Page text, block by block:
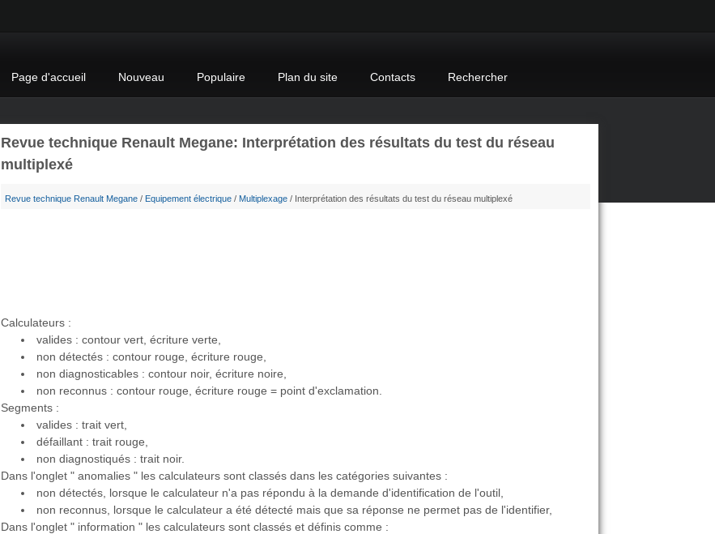
Page d'accueil Nouveau Populaire Plan du site Contacts Rechercher
Revue technique Renault Megane: Interprétation des résultats du test du réseau
multiplexé
Revue technique Renault Megane/ Equipement électrique/ Multiplexage/ Interprétation des résultats du test du réseau multiplexé
Calculateurs :
valides : contour vert, écriture verte,
non détectés : contour rouge, écriture rouge,
non diagnosticables : contour noir, écriture noire,
non reconnus : contour rouge, écriture rouge = point d'exclamation.
Segments :
valides : trait vert,
défaillant : trait rouge,
non diagnostiqués : trait noir.
Dans l'onglet " anomalies " les calculateurs sont classés dans les catégories suivantes :
non détectés, lorsque le calculateur n'a pas répondu à la demande d'identification de l'outil,
non reconnus, lorsque le calculateur a été détecté mais que sa réponse ne permet pas de l'identifier,
Dans l'onglet " information " les calculateurs sont classés et définis comme :